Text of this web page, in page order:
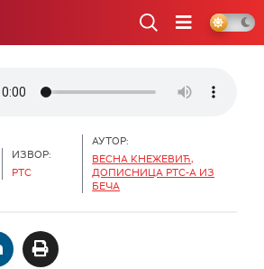
ИЗВОР:
РТС
АУТОР:
ВЕСНА КНЕЖЕВИЋ,
ДОПИСНИЦА РТС-А ИЗ
БЕЧА